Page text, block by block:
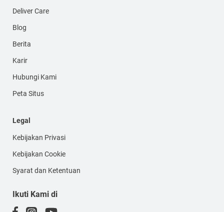
Deliver Care
Blog
Berita
Karir
Hubungi Kami
Peta Situs
Legal
Kebijakan Privasi
Kebijakan Cookie
Syarat dan Ketentuan
Ikuti Kami di